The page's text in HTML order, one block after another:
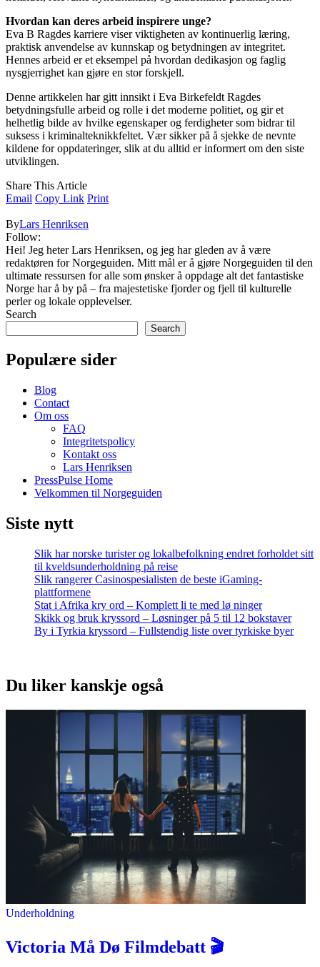
Hvordan kan deres arbeid inspirere unge?
Eva B Ragdes karriere viser viktigheten av kontinuerlig læring,
praktisk anvendelse av kunnskap og betydningen av integritet.
Hennes arbeid er et eksempel på hvordan dedikasjon og faglig
nysgjerrighet kan gjøre en stor forskjell.
Denne artikkelen har gitt innsikt i Eva Birkefeldt Ragdes
betydningsfulle arbeid og rolle i det moderne politiet, og gir et
helhetlig bilde av hvilke egenskaper og ferdigheter som bidrar til
suksess i kriminalteknikkfeltet. Vær sikker på å sjekke de nevnte
kildene for oppdateringer, slik at du alltid er informert om den siste
utviklingen.
Share This Article
Email Copy Link Print
ByLars Henriksen
Follow:
Hei! Jeg heter Lars Henriksen, og jeg har gleden av å være
redaktøren for Norgeguiden. Mitt mål er å gjøre Norgeguiden til den
ultimate ressursen for alle som ønsker å oppdage alt det fantastiske
Norge har å by på – fra majestetiske fjorder og fjell til kulturelle
perler og lokale opplevelser.
Search
Search
Populære sider
Blog
Contact
Om oss
FAQ
Integritetspolicy
Kontakt oss
Lars Henriksen
PressPulse Home
Velkommen til Norgeguiden
Siste nytt
Slik har norske turister og lokalbefolkning endret forholdet sitt
til kveldsunderholdning på reise
Slik rangerer Casinospesialisten de beste iGaming-
plattformene
Stat i Afrika kry ord – Komplett li te med lø ninger
Skikk og bruk kryssord – Løsninger på 5 til 12 bokstaver
By i Tyrkia kryssord – Fullstendig liste over tyrkiske byer
Du liker kanskje også
Underholdning
Victoria Må Dø Filmdebatt 🎬